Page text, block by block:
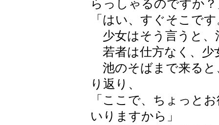
らっしゃるのですか
「はい、すぐそこで
少女はそう言うと、
若者は仕方なく、少
池のそばまで来ると
り返り、
「ここで、ちょっと
いりますから」